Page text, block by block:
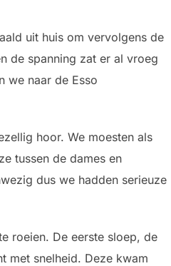
uit huis om vervolgens de
de spanning zat er al vroeg
we naar de Esso
hoor. We moesten als
tussen de dames en
dus we hadden serieuze
roeien. De eerste sloep, de
met snelheid. Deze kwam